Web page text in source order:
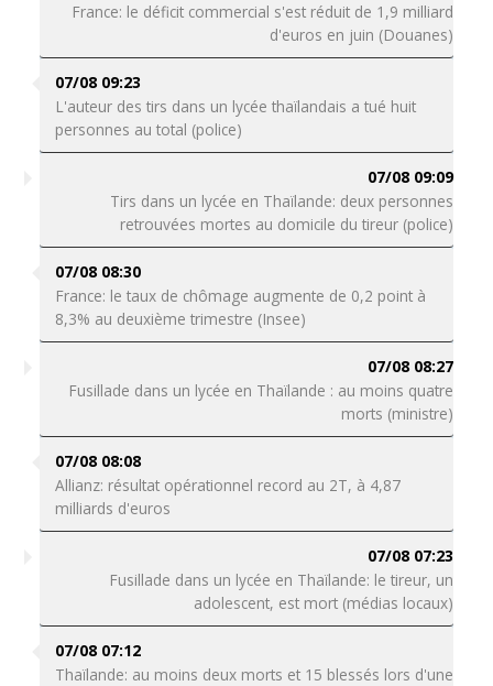
France: le déficit commercial s'est réduit de 1,9 milliard
d'euros en juin (Douanes)
07/08 09:23
L'auteur des tirs dans un lycée thaïlandais a tué huit
personnes au total (police)
07/08 09:09
Tirs dans un lycée en Thaïlande: deux personnes
retrouvées mortes au domicile du tireur (police)
07/08 08:30
France: le taux de chômage augmente de 0,2 point à
8,3% au deuxième trimestre (Insee)
07/08 08:27
Fusillade dans un lycée en Thaïlande : au moins quatre
morts (ministre)
07/08 08:08
Allianz: résultat opérationnel record au 2T, à 4,87
milliards d'euros
07/08 07:23
Fusillade dans un lycée en Thaïlande: le tireur, un
adolescent, est mort (médias locaux)
07/08 07:12
Thaïlande: au moins deux morts et 15 blessés lors d'une